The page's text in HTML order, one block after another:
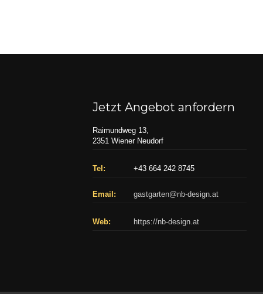
Jetzt Angebot anfordern
Raimundweg 13,
2351 Wiener Neudorf
Tel: +43 664 242 8745
Email: gastgarten@nb-design.at
Web: https://nb-design.at